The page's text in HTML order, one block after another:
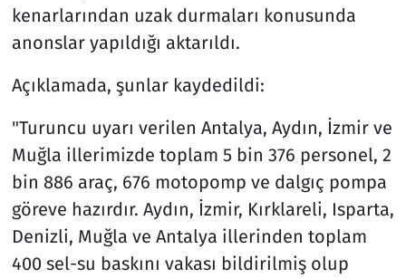
kenarlarından uzak durmaları konusunda
anonslar yapıldığı aktarıldı.
Açıklamada, şunlar kaydedildi:
"Turuncu uyarı verilen Antalya, Aydın, İzmir ve
Muğla illerimizde toplam 5 bin 376 personel, 2
bin 886 araç, 676 motopomp ve dalgıç pompa
göreve hazırdır. Aydın, İzmir, Kırklareli, Isparta,
Denizli, Muğla ve Antalya illerinden toplam
400 sel-su baskını vakası bildirilmiş olup